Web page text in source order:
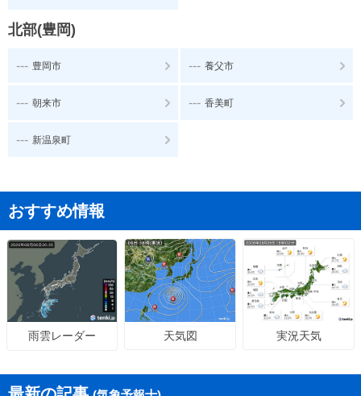
北部(豊岡)
--- 豊岡市 --- 養父市
--- 朝来市 --- 香美町
--- 新温泉町
おすすめ情報
雨雲レーダー 天気図 実況天気